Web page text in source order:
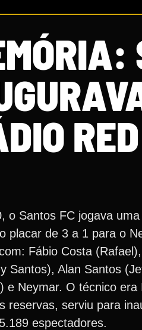
o Santos FC jogava
placar de 3 a 1 para o
Fábio Costa
Santos), Alan Santos
e Neymar. O técnico
reservas, serviu para
espectadores.